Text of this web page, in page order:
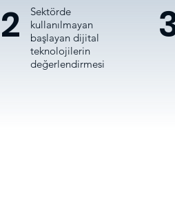
2
Sektörde
kullanılmayan
başlayan dijital
teknolojilerin
değerlendirmesi